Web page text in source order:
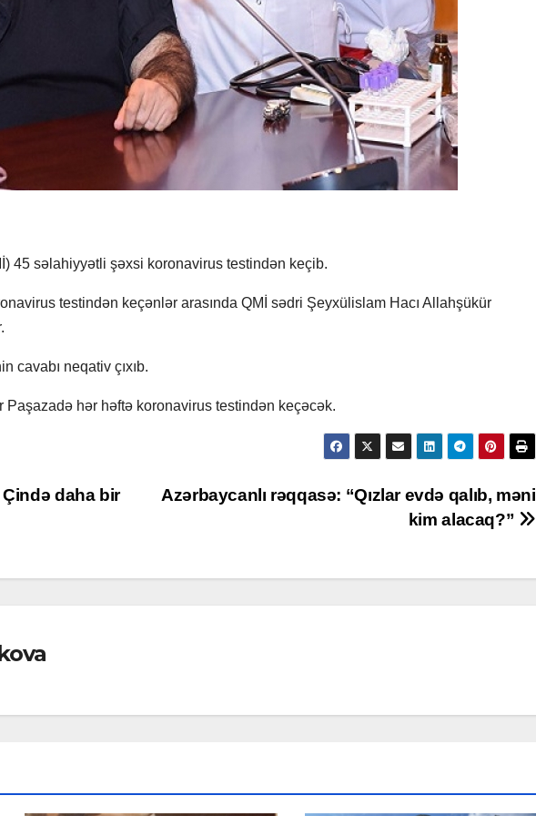
45 səlahiyyətli şəxsi koronavirus testindən keçib.
testindən keçənlər arasında QMİ sədri Şeyxülislam Hacı Allahşükür
cavabı neqativ çıxıb.
hər həftə koronavirus testindən keçəcək.
Azərbaycanlı rəqqasə: “Qızlar evdə qalıb, məni
kim alacaq?”
daha bir
MAHNILAR MƏDƏNİYYƏT MƏDƏNİYYƏT